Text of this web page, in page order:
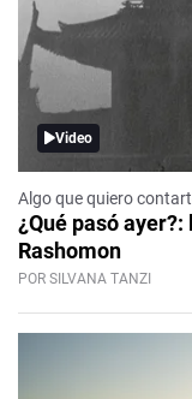
Video
Algo que quiero
¿Qué pasó
Rashomon
POR SILVANA TANZI